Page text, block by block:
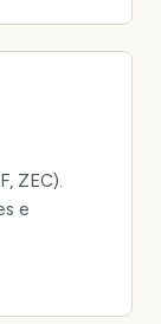
ZEC).
e